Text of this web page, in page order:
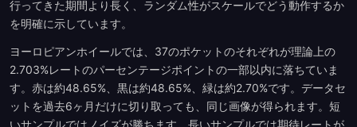
行ってきた期間より長く、ランダム性がスケールでどう動作するか
を明確に示しています。
ヨーロピアンホイールでは、37のポケットのそれぞれが理論上の
2.703%レートのパーセンテージポイントの一部以内に落ちていま
す。赤は約48.65%、黒は約48.65%、緑は約2.70%です。データセ
ットを過去6ヶ月だけに切り取っても、同じ画像が得られます。短
いサンプルではノイズが勝ちます。長いサンプルでは期待レートが